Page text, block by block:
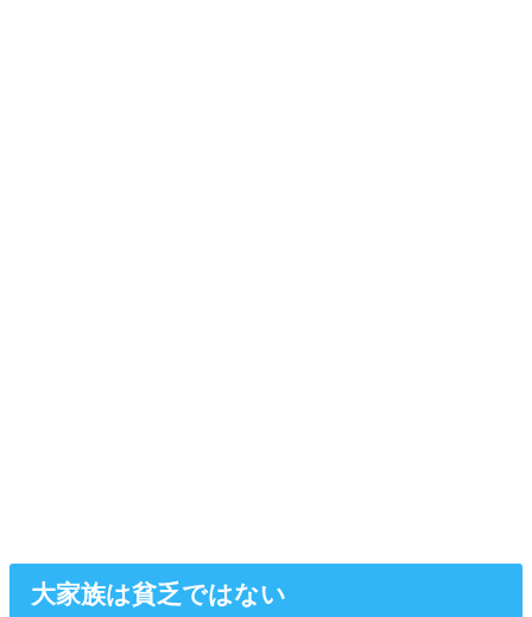
大家族は貧乏ではない